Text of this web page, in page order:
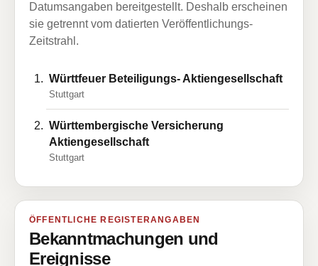
Datumsangaben bereitgestellt. Deshalb erscheinen
sie getrennt vom datierten Veröffentlichungs-
Zeitstrahl.
Württfeuer Beteiligungs- Aktiengesellschaft
Stuttgart
Württembergische Versicherung
Aktiengesellschaft
Stuttgart
ÖFFENTLICHE REGISTERANGABEN
Bekanntmachungen und
Ereignisse